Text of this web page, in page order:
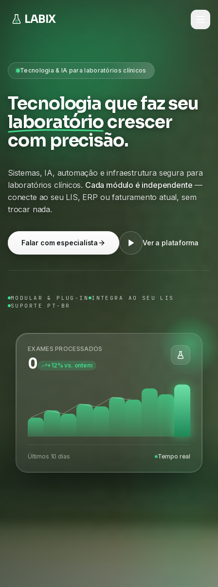
LABIX
Tecnologia & IA para laboratórios clínicos
Tecnologia que faz seu
laboratóriocrescer
com precisão.
Sistemas, IA, automação e infraestrutura segura para
laboratórios clínicos. Cada módulo é independente —
conecte ao seu LIS, ERP ou faturamento atual, sem
trocar nada.
Falar com especialista Ver a plataforma
MODULAR & PLUG-IN INTEGRA AO SEU LIS
SUPORTE PT-BR
EXAMES PROCESSADOS
0 +12% vs. ontem
Últimos 10 dias Tempo real